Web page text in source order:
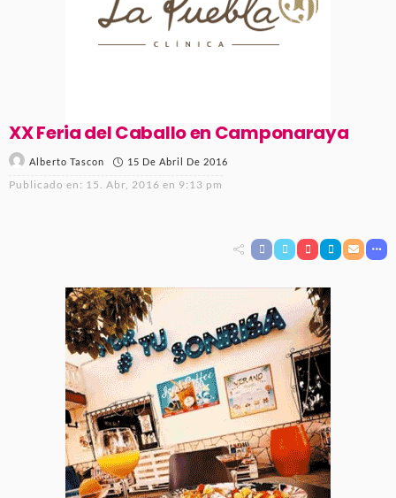
XX Feria del Caballo en Camponaraya
Alberto Tascon 15 De Abril De 2016
Publicado en: 15. Abr, 2016 en 9:13 pm